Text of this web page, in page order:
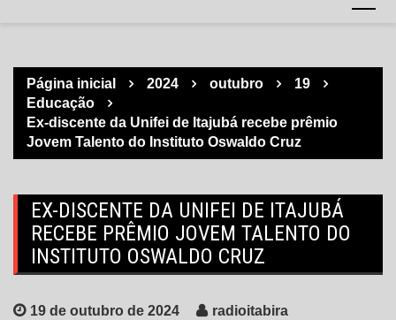
Página inicial 2024 outubro
19
Educação
Ex-discente da Unifei de Itajubá recebe prêmio
Jovem Talento do Instituto Oswaldo Cruz
EX-DISCENTE DA UNIFEI DE ITAJUBÁ
RECEBE PRÊMIO JOVEM TALENTO DO
INSTITUTO OSWALDO CRUZ
19 de outubro de 2024
radioitabira